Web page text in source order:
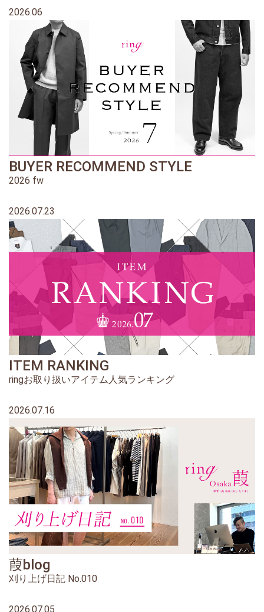
2026.06
BUYER RECOMMEND STYLE
2026 fw
2026.07.23
ITEM RANKING
ringお取り扱いアイテム人気ランキング
2026.07.16
葭blog
刈り上げ日記 No.010
2026.07.05